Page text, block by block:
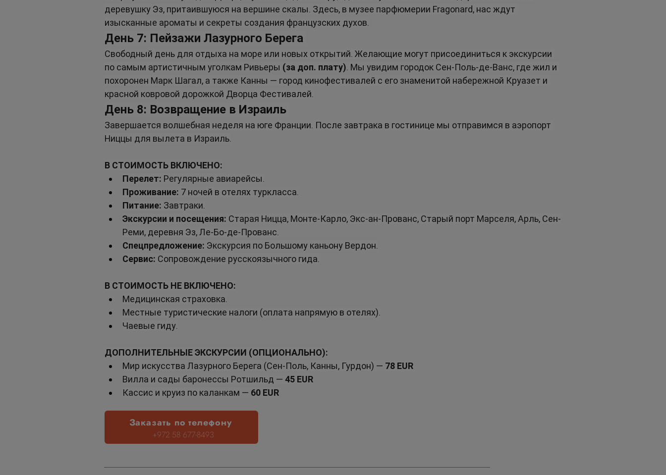
деревушку Эз, притаившуюся на вершине скалы. Здесь, в музее парфюмерии Fragonard, нас ждут
изысканные ароматы и секреты создания французских духов.
День 7: Пейзажи Лазурного Берега
Свободный день для отдыха на море или новых открытий. Желающие могут присоединиться к экскурсии
по самым артистичным уголкам Ривьеры (за доп. плату). Мы увидим городок Сен-Поль-де-Ванс, где жил и
похоронен Марк Шагал, а также Канны — город кинофестивалей с его знаменитой набережной Круазет и
красной ковровой дорожкой Дворца Фестивалей.
День 8: Возвращение в Израиль
Завершается волшебная неделя на юге Франции. После завтрака в гостинице мы отправимся в аэропорт
Ниццы для вылета в Израиль.
В СТОИМОСТЬ ВКЛЮЧЕНО:
Перелет: Регулярные авиарейсы.
Проживание: 7 ночей в отелях туркласса.
Питание: Завтраки.
Экскурсии и посещения: Старая Ницца, Монте-Карло, Экс-ан-Прованс, Старый порт Марселя, Арль, Сен-
Реми, деревня Эз, Ле-Бо-де-Прованс.
Спецпредложение: Экскурсия по Большому каньону Вердон.
Сервис: Сопровождение русскоязычного гида.
В СТОИМОСТЬ НЕ ВКЛЮЧЕНО:
Медицинская страховка.
Местные туристические налоги (оплата напрямую в отелях).
Чаевые гиду.
ДОПОЛНИТЕЛЬНЫЕ ЭКСКУРСИИ (ОПЦИОНАЛЬНО):
Мир искусства Лазурного Берега (Сен-Поль, Канны, Гурдон) — 78 EUR
Вилла и сады баронессы Ротшильд — 45 EUR
Кассис и круиз по каланкам — 60 EUR
Заказать по телефону
+972 58 677-8493